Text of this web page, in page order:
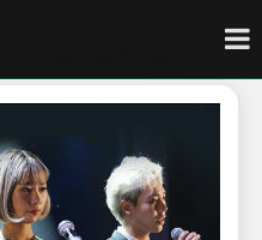
chuẩn đầy đủ nhất